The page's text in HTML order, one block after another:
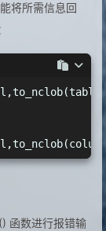
将所需信息回
函数进行报错输